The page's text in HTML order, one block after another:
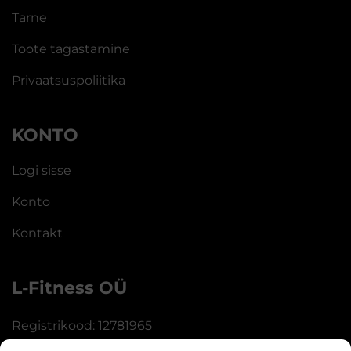
Tarne
Toote tagastamine
Privaatsuspoliitika
KONTO
Logi sisse
Konto
Kontakt
L-Fitness OÜ
Registrikood: 12781965